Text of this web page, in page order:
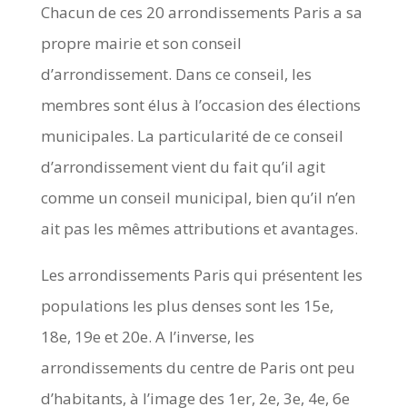
Chacun de ces 20 arrondissements Paris a sa
propre mairie et son conseil
d’arrondissement. Dans ce conseil, les
membres sont élus à l’occasion des élections
municipales. La particularité de ce conseil
d’arrondissement vient du fait qu’il agit
comme un conseil municipal, bien qu’il n’en
ait pas les mêmes attributions et avantages.
Les arrondissements Paris qui présentent les
populations les plus denses sont les 15e,
18e, 19e et 20e. A l’inverse, les
arrondissements du centre de Paris ont peu
d’habitants, à l’image des 1er, 2e, 3e, 4e, 6e